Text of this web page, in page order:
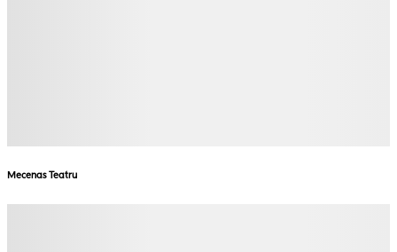
Mecenas Teatru